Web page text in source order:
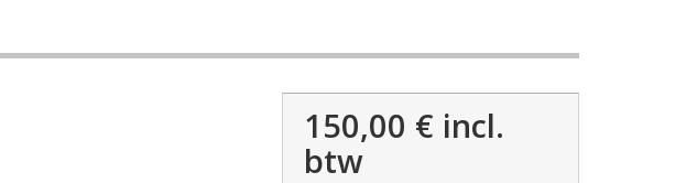
150,00 € incl.
btw